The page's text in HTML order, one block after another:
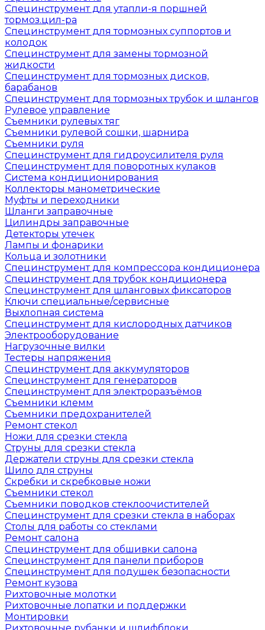
Специнструмент для утапли-я поршней
тормоз.цил-ра
Специнструмент для тормозных суппортов и
колодок
Специнструмент для замены тормозной
жидкости
Специнструмент для тормозных дисков,
барабанов
Специнструмент для тормозных трубок и шлангов
Рулевое управление
Съемники рулевых тяг
Съемники рулевой сошки, шарнира
Съемники руля
Специнструмент для гидроусилителя руля
Специнструмент для поворотных кулаков
Система кондиционирования
Коллекторы манометрические
Муфты и переходники
Шланги заправочные
Цилиндры заправочные
Детекторы утечек
Лампы и фонарики
Кольца и золотники
Специнструмент для компрессора кондиционера
Специнструмент для трубок кондиционера
Специнструмент для шланговых фиксаторов
Ключи специальные/сервисные
Выхлопная система
Специнструмент для кислородных датчиков
Электрооборудование
Нагрузочные вилки
Тестеры напряжения
Специнструмент для аккумуляторов
Специнструмент для генераторов
Специнструмент для электроразъёмов
Съемники клемм
Съемники предохранителей
Ремонт стекол
Ножи для срезки стекла
Струны для срезки стекла
Держатели струны для срезки стекла
Шило для струны
Скребки и скребковые ножи
Съемники стекол
Съемники поводков стеклоочистителей
Специнструмент для срезки стекла в наборах
Столы для работы со стеклами
Ремонт салона
Специнструмент для обшивки салона
Специнструмент для панели приборов
Специнструмент для подушек безопасности
Ремонт кузова
Рихтовочные молотки
Рихтовочные лопатки и поддержки
Монтировки